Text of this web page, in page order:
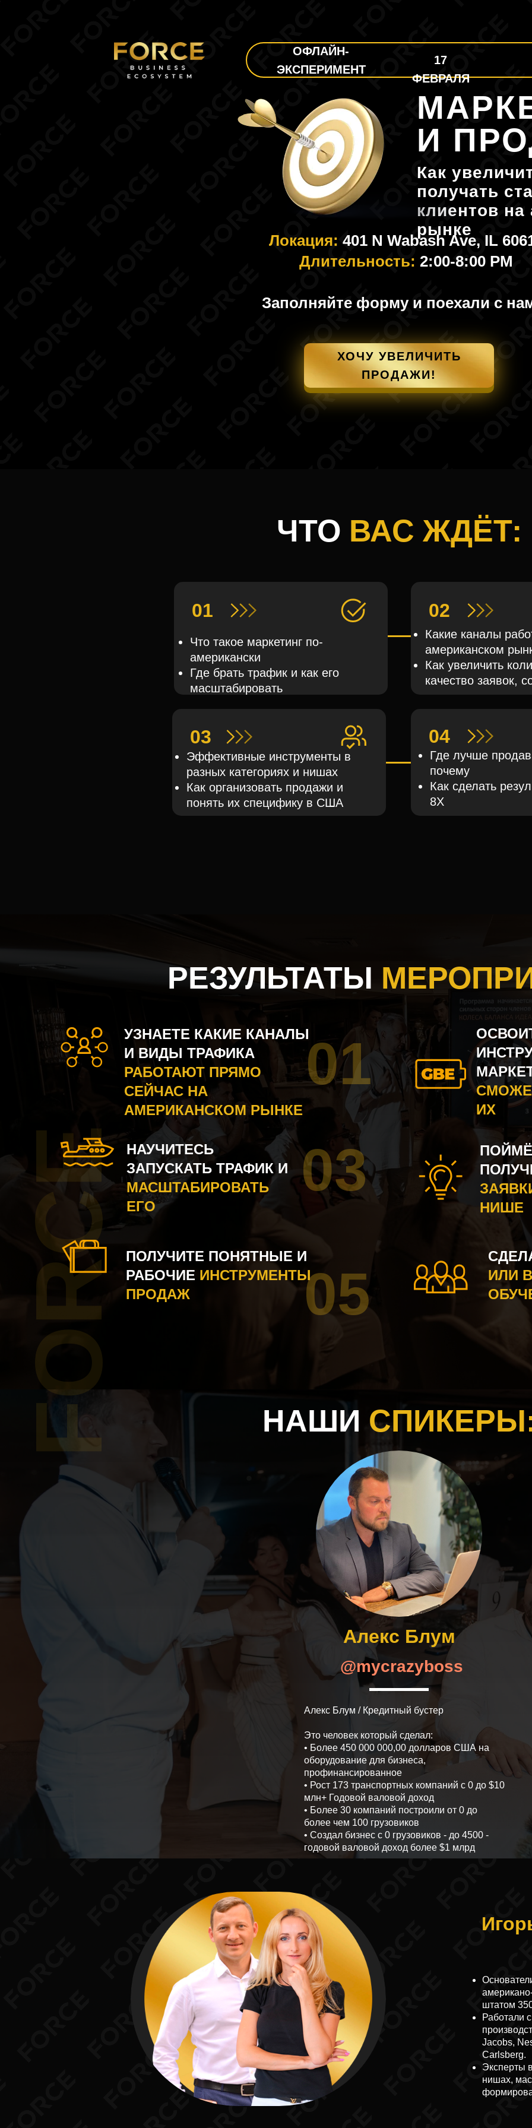
Как
получать
клиентов
рынке
И
Локация: 401 N Wabash Ave, IL
Длительность: 2:00-8:00 РМ
Заполняйте форму и поехали с
ХОЧУ УВЕЛИЧИТЬ
ПРОДАЖИ!
ОФЛАЙН-
ЭКСПЕРИМЕНТ
17
ФЕВРАЛЯ
ЧТО ВАС ЖДЁТ:
Что такое маркетинг по-
американски
Где брать трафик и как его
масштабировать
Где лучше
почему
Как сделать
8Х
Какие каналы
американском
Как увеличить
качество заявок,
Эффективные инструменты в
разных категориях и нишах
Как организовать продажи и
понять их специфику в США
01
04
02
03
FORCE
01
03
05
РЕЗУЛЬТАТЫ
УЗНАЕТЕ КАКИЕ КАНАЛЫ
И ВИДЫ ТРАФИКА
РАБОТАЮТ ПРЯМО
СЕЙЧАС НА
АМЕРИКАНСКОМ РЫНКЕ
НАУЧИТЕСЬ
ЗАПУСКАТЬ ТРАФИК И
МАСШТАБИРОВАТЬ
ЕГО
ПОЛУЧИТЕ ПОНЯТНЫЕ И
РАБОЧИЕ ИНСТРУМЕНТЫ
ПРОДАЖ
ИХ
НИШЕ
ИЛИ
Алекс Блум / Кредитный бустер
Это человек который сделал:
• Более 450 000 000,00 долларов США на
оборудование для бизнеса,
профинансированное
• Рост 173 транспортных компаний с 0 до $10
млн+ Годовой валовой доход
• Более 30 компаний построили от 0 до
более чем 100 грузовиков
• Создал бизнес с 0 грузовиков - до 4500 -
годовой валовой доход более $1 млрд
@mycrazyboss
НАШИ
Алекс Блум
штатом
Работали
Jacobs,
Carlsberg.
Эксперты
нишах,